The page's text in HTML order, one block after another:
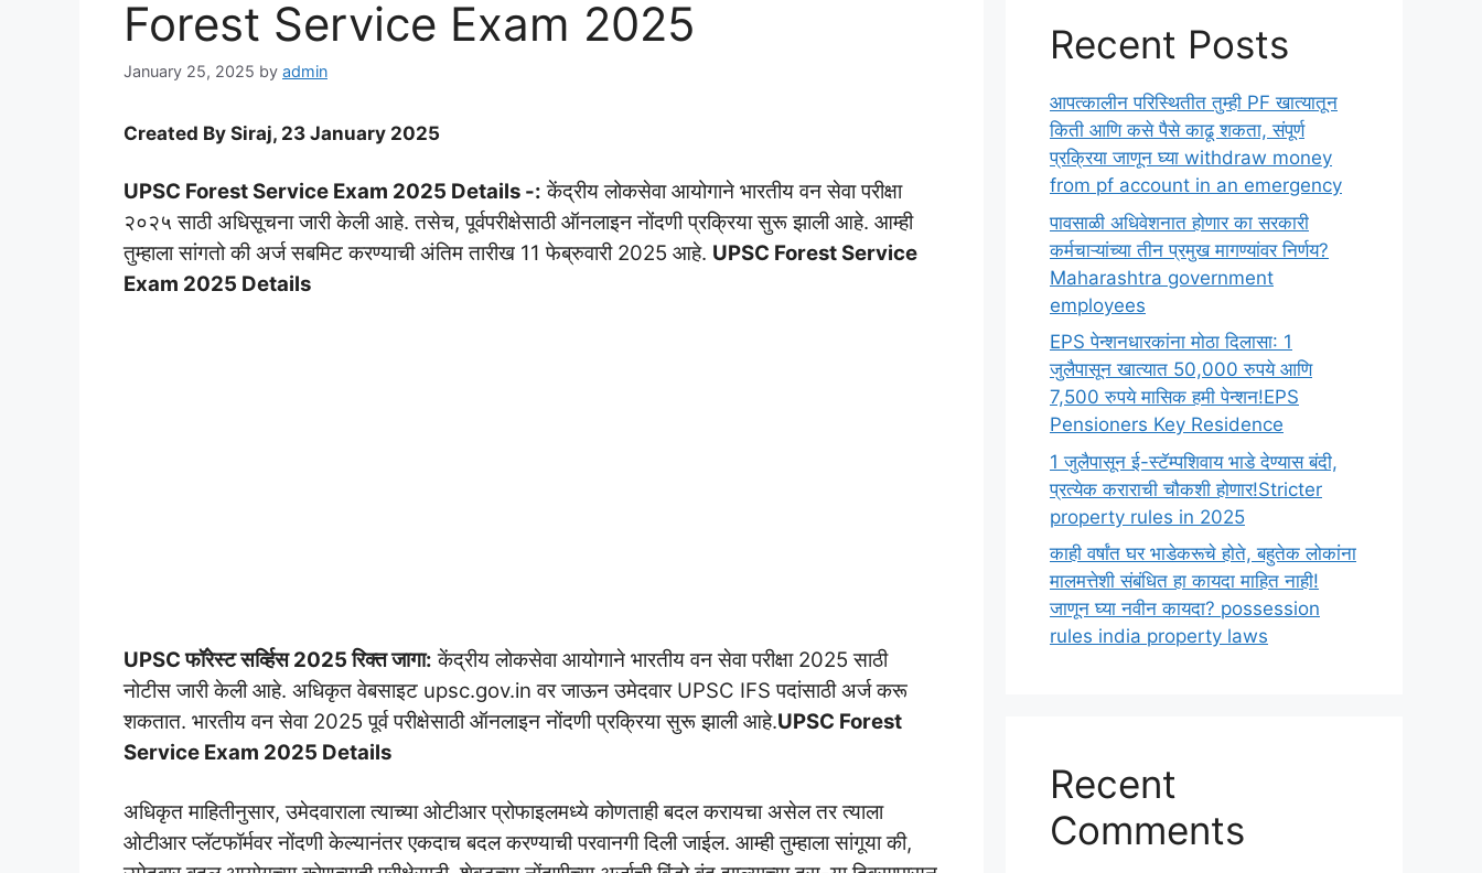
Forest Service Exam 2025
January 25, 2025 by admin
Created By Siraj, 23 January 2025
UPSC Forest Service Exam 2025 Details -: केंद्रीय लोकसेवा आयोगाने भारतीय वन सेवा परीक्षा
२०२५ साठी अधिसूचना जारी केली आहे. तसेच, पूर्वपरीक्षेसाठी ऑनलाइन नोंदणी प्रक्रिया सुरू झाली आहे. आम्ही
तुम्हाला सांगतो की अर्ज सबमिट करण्याची अंतिम तारीख 11 फेब्रुवारी 2025 आहे. UPSC Forest Service
Exam 2025 Details
UPSC फॉरेस्ट सर्व्हिस 2025 रिक्त जागा: केंद्रीय लोकसेवा आयोगाने भारतीय वन सेवा परीक्षा 2025 साठी
नोटीस जारी केली आहे. अधिकृत वेबसाइट upsc.gov.in वर जाऊन उमेदवार UPSC IFS पदांसाठी अर्ज करू
शकतात. भारतीय वन सेवा 2025 पूर्व परीक्षेसाठी ऑनलाइन नोंदणी प्रक्रिया सुरू झाली आहे.UPSC Forest
Service Exam 2025 Details
अधिकृत माहितीनुसार, उमेदवाराला त्याच्या ओटीआर प्रोफाइलमध्ये कोणताही बदल करायचा असेल तर त्याला
ओटीआर प्लॅटफॉर्मवर नोंदणी केल्यानंतर एकदाच बदल करण्याची परवानगी दिली जाईल. आम्ही तुम्हाला सांगूया की,
Recent Posts
आपत्कालीन परिस्थितीत तुम्ही PF खात्यातून
किती आणि कसे पैसे काढू शकता, संपूर्ण
प्रक्रिया जाणून घ्या withdraw money
from pf account in an emergency
पावसाळी अधिवेशनात होणार का सरकारी
कर्मचाऱ्यांच्या तीन प्रमुख मागण्यांवर निर्णय?
Maharashtra government
employees
EPS पेन्शनधारकांना मोठा दिलासा: 1
जुलैपासून खात्यात 50,000 रुपये आणि
7,500 रुपये मासिक हमी पेन्शन!EPS
Pensioners Key Residence
1 जुलैपासून ई-स्टॅम्पशिवाय भाडे देण्यास बंदी,
प्रत्येक कराराची चौकशी होणार!Stricter
property rules in 2025
काही वर्षांत घर भाडेकरूचे होते, बहुतेक लोकांना
मालमत्तेशी संबंधित हा कायदा माहित नाही!
जाणून घ्या नवीन कायदा? possession
rules india property laws
Recent
Comments